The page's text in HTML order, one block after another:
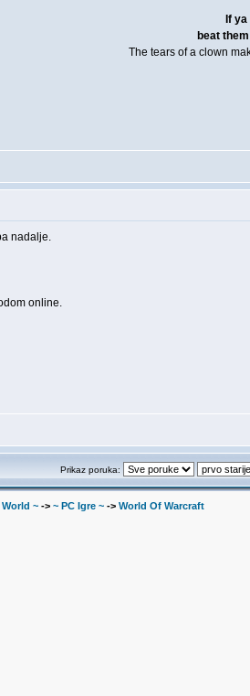
If
beat them
The tears of a clown
nadalje.
online.
Prikaz poruka:
~-> ~ PC Igre ~-> World Of Warcraft